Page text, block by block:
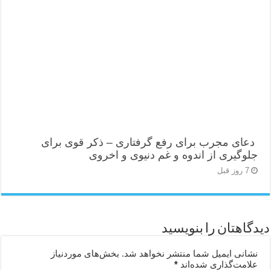
دعای مجرب برای رفع گرفتاری – ذکر قوی برای
جلوگیری از اندوه و غم دنیوی و اخروی
7 روز قبل
دیدگاهتان را بنویسید
نشانی ایمیل شما منتشر نخواهد شد. بخش‌های موردنیاز
علامت‌گذاری شده‌اند*